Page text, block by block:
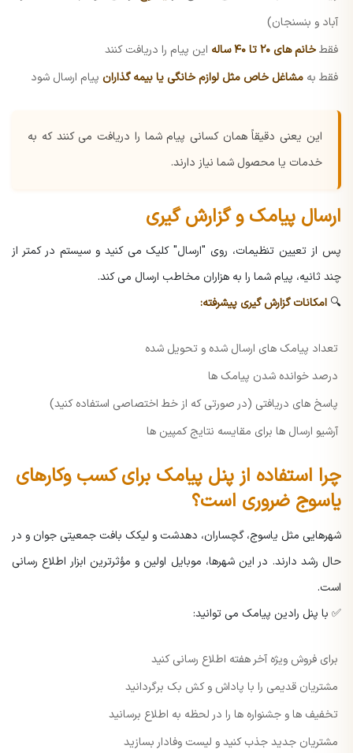
آباد و بنسنجان)
فقطخانم های ۲۰ تا ۴۰ ساله
این پیام را دریافت کنند
فقط به مشاغل خاص مثل لوازم خانگی یا بیمه گذاران پیام ارسال شود
این یعنی دقیقاً همان کسانی پیام شما را دریافت می کنند که به
خدمات یا محصول شما نیاز دارند.
ارسال پیامک و گزارش گیری
پس از تعیین تنظیمات، روی "ارسال" کلیک می کنید و سیستم در کمتر از
چند ثانیه، پیام شما را به هزاران مخاطب ارسال می کند.
🔍 امکانات گزارش گیری پیشرفته:
تعداد پیامک های ارسال شده و تحویل شده
درصد خوانده شدن پیامک ها
پاسخ های دریافتی (در صورتی که از خط اختصاصی استفاده کنید)
آرشیو ارسال ها برای مقایسه نتایج کمپین ها
چرا استفاده از پنل پیامک برای کسب وکارهای
یاسوج ضروری است؟
شهرهایی مثل یاسوج، گچساران، دهدشت و لیکک بافت جمعیتی جوان و در
حال رشد دارند. در این شهرها، موبایل اولین و مؤثرترین ابزار اطلاع رسانی
است.
✅ با پنل رادین پیامک می توانید:
برای فروش ویژه آخر هفته اطلاع رسانی کنید
مشتریان قدیمی را با پاداش و کش بک برگردانید
تخفیف ها و جشنواره ها را در لحظه به اطلاع برسانید
مشتریان جدید جذب کنید و لیست وفادار بسازید